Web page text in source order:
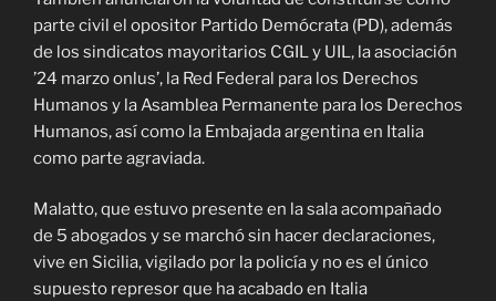
parte civil el opositor Partido Demócrata (PD), además
de los sindicatos mayoritarios CGIL y UIL, la asociación
’24 marzo onlus’, la Red Federal para los Derechos
Humanos y la Asamblea Permanente para los Derechos
Humanos, así como la Embajada argentina en Italia
como parte agraviada.
Malatto, que estuvo presente en la sala acompañado
de 5 abogados y se marchó sin hacer declaraciones,
vive en Sicilia, vigilado por la policía y no es el único
supuesto represor que ha acabado en Italia